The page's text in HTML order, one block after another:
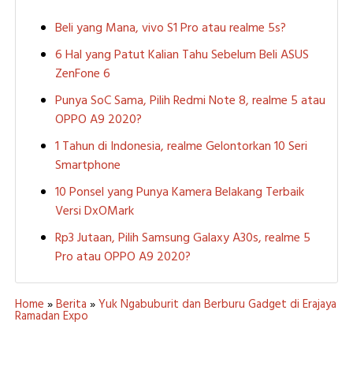
Beli yang Mana, vivo S1 Pro atau realme 5s?
6 Hal yang Patut Kalian Tahu Sebelum Beli ASUS
ZenFone 6
Punya SoC Sama, Pilih Redmi Note 8, realme 5 atau
OPPO A9 2020?
1 Tahun di Indonesia, realme Gelontorkan 10 Seri
Smartphone
10 Ponsel yang Punya Kamera Belakang Terbaik
Versi DxOMark
Rp3 Jutaan, Pilih Samsung Galaxy A30s, realme 5
Pro atau OPPO A9 2020?
Home »Berita »Yuk Ngabuburit dan Berburu Gadget di Erajaya
Ramadan Expo